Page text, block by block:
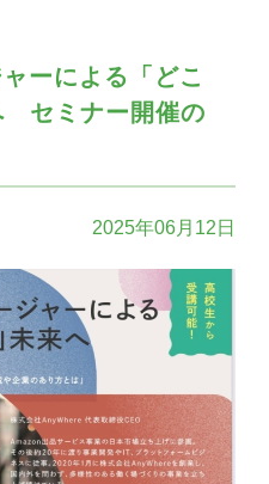
ーによる「どこ
セミナー開催の
2025年06月12日